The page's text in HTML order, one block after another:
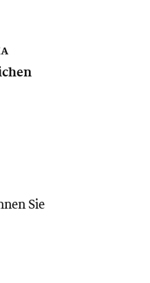
Sie